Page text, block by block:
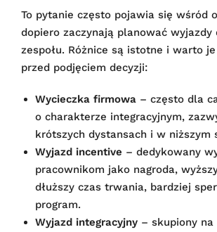
To pytanie często pojawia się wśród
dopiero zaczynają planować wyjazdy
zespołu. Różnice są istotne i warto
przed podjęciem decyzji:
Wycieczka firmowa – często dla
o charakterze integracyjnym,
krótszych dystansach i w niższym
Wyjazd incentive – dedykowany
pracownikom jako nagroda,
dłuższy czas trwania, bardziej
program.
Wyjazd integracyjny – skupiony na